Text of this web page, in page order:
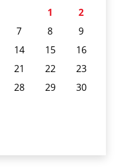
1
2
7 8
9
14 15
16
21 22
23
28 29
30